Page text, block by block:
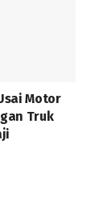
Motor
Truk